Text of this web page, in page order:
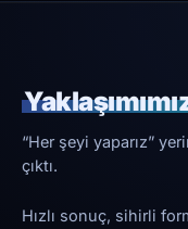
“Her şeyi yaparız”
çıktı.
Hızlı sonuç, sihirli